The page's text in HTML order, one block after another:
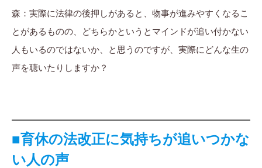
森：実際に法律の後押しがあると、物事が進みやすくなるこ
とがあるものの、どちらかというとマインドが追い付かない
人もいるのではないか、と思うのですが、実際にどんな生の
声を聴いたりしますか？
■育休の法改正に気持ちが追いつかな
い人の声